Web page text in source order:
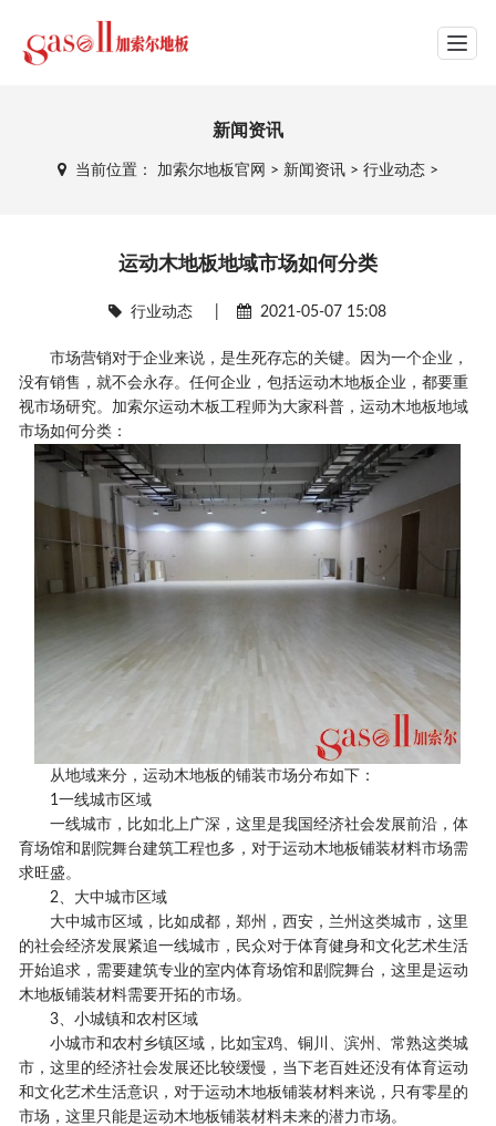
网站导航
新闻资讯
当前位置： 加索尔地板官网 > 新闻资讯> 行业动态 >
运动木地板地域市场如何分类
行业动态 2021-05-07 15:08
市场营销对于企业来说，是生死存忘的关键。因为一个企业，
没有销售，就不会永存。任何企业，包括运动木地板企业，都要重
视市场研究。加索尔运动木板工程师为大家科普，运动木地板地域
市场如何分类：
从地域来分，运动木地板的铺装市场分布如下：
1一线城市区域
一线城市，比如北上广深，这里是我国经济社会发展前沿，体
育场馆和剧院舞台建筑工程也多，对于运动木地板铺装材料市场需
求旺盛。
2、大中城市区域
大中城市区域，比如成都，郑州，西安，兰州这类城市，这里
的社会经济发展紧追一线城市，民众对于体育健身和文化艺术生活
开始追求，需要建筑专业的室内体育场馆和剧院舞台，这里是运动
木地板铺装材料需要开拓的市场。
3、小城镇和农村区域
小城市和农村乡镇区域，比如宝鸡、铜川、滨州、常熟这类城
市，这里的经济社会发展还比较缓慢，当下老百姓还没有体育运动
和文化艺术生活意识，对于运动木地板铺装材料来说，只有零星的
市场，这里只能是运动木地板铺装材料未来的潜力市场。